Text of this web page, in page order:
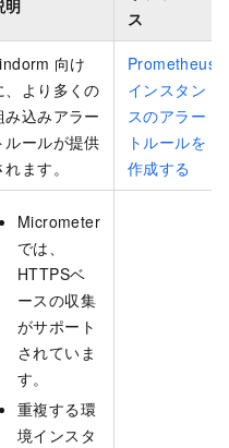
明
ス
向け
、より多くの
み込みアラー
ルールが提供
れます。
Prometheus
インスタン
スのアラー
トルールを
作成する
Micrometer
では、
HTTPSベ
ースの収集
がサポート
されていま
す。
重複する環
境インスタ